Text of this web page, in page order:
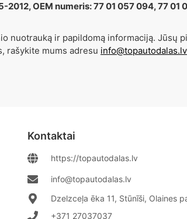
2012, OEM numeris: 77 01 057 094, 77
nuotrauką ir papildomą informaciją. Jūsų
rašykite mums adresu info@topautodalas.lv
Kontaktai
https://topautodalas.lv
info@topautodalas.lv
Dzelzceļa ēka 11, Stūnīši, Olaines
+371 27037037‬